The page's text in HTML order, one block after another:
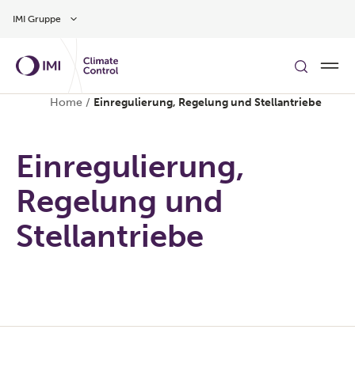
IMI Gruppe
Home/ Einregulierung, Regelung und Stellantriebe
Einregulierung,
Regelung und
Stellantriebe